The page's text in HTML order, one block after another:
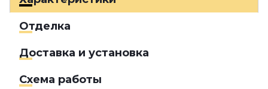
Отделка
Доставка и установка
Схема работы